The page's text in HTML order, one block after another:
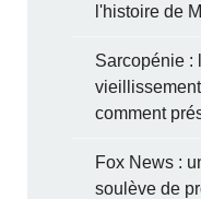
l'histoire de
Sarcopénie :
comment
Fox News :
soulève de